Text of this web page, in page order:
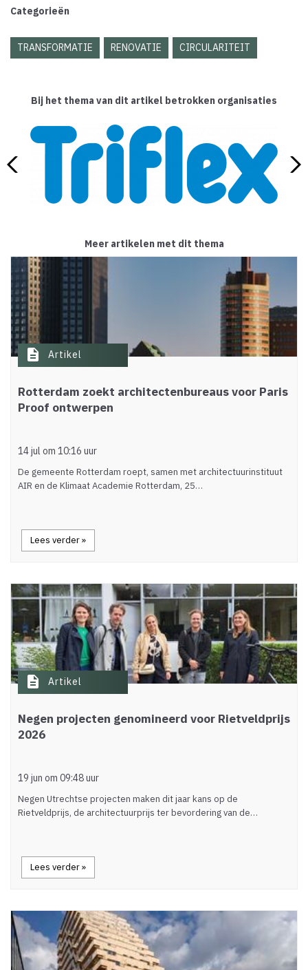
Categorieën
TRANSFORMATIE RENOVATIE CIRCULARITEIT
Bij het thema van dit artikel betrokken organisaties
Meer artikelen met dit thema
description Artikel
Rotterdam zoekt architectenbureaus voor Paris
Proof ontwerpen
14 jul om 10:16 uur
De gemeente Rotterdam roept, samen met architectuurinstituut
AIR en de Klimaat Academie Rotterdam, 25…
Lees verder »
description Artikel
Negen projecten genomineerd voor Rietveldprijs
2026
19 jun om 09:48 uur
Negen Utrechtse projecten maken dit jaar kans op de
Rietveldprijs, de architectuurprijs ter bevordering van de…
Lees verder »